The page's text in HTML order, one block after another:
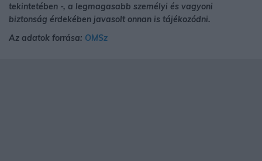
tekintetében -, a legmagasabb személyi és vagyoni
biztonság érdekében javasolt onnan is tájékozódni.
Az adatok forrása: OMSz